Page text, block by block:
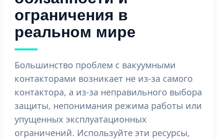
ограничения в
реальном мире
Большинство проблем с вакуумными
контакторами возникает не из-за самого
контактора, а из-за неправильного выбора
защиты, непонимания режима работы или
упущенных эксплуатационных
ограничений. Используйте эти ресурсы,